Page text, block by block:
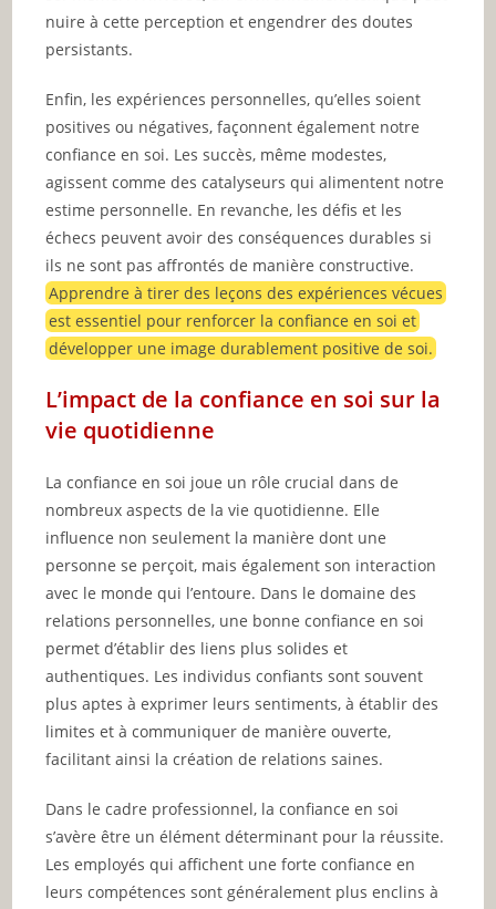
nuire à cette perception et engendrer des doutes
persistants.
Enfin, les expériences personnelles, qu’elles soient
positives ou négatives, façonnent également notre
confiance en soi. Les succès, même modestes,
agissent comme des catalyseurs qui alimentent notre
estime personnelle. En revanche, les défis et les
échecs peuvent avoir des conséquences durables si
ils ne sont pas affrontés de manière constructive.
Apprendre à tirer des leçons des expériences vécues
est essentiel pour renforcer la confiance en soi et
développer une image durablement positive de soi.
L’impact de la confiance en soi sur la
vie quotidienne
La confiance en soi joue un rôle crucial dans de
nombreux aspects de la vie quotidienne. Elle
influence non seulement la manière dont une
personne se perçoit, mais également son interaction
avec le monde qui l’entoure. Dans le domaine des
relations personnelles, une bonne confiance en soi
permet d’établir des liens plus solides et
authentiques. Les individus confiants sont souvent
plus aptes à exprimer leurs sentiments, à établir des
limites et à communiquer de manière ouverte,
facilitant ainsi la création de relations saines.
Dans le cadre professionnel, la confiance en soi
s’avère être un élément déterminant pour la réussite.
Les employés qui affichent une forte confiance en
leurs compétences sont généralement plus enclins à